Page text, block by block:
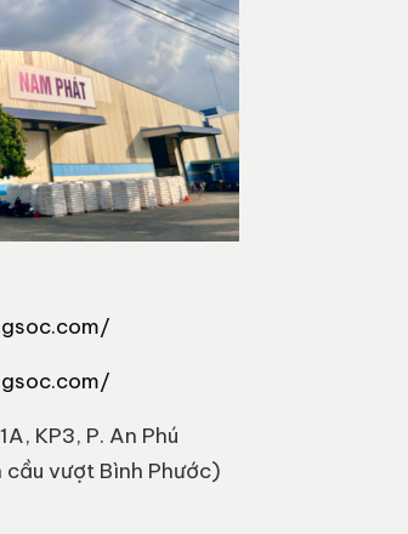
KP3, P. An Phú
cầu vượt Bình Phước)